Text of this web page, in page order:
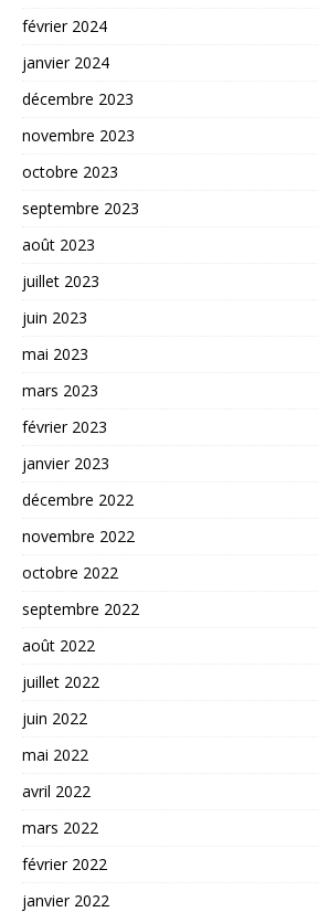
février 2024
janvier 2024
décembre 2023
novembre 2023
octobre 2023
septembre 2023
août 2023
juillet 2023
juin 2023
mai 2023
mars 2023
février 2023
janvier 2023
décembre 2022
novembre 2022
octobre 2022
septembre 2022
août 2022
juillet 2022
juin 2022
mai 2022
avril 2022
mars 2022
février 2022
janvier 2022